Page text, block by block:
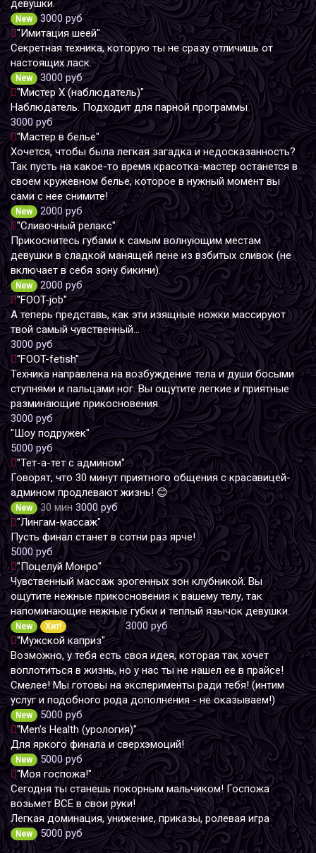
девушки.
New
3000 руб
"Имитация шеей"
Секретная техника, которую ты не сразу отличишь от
настоящих ласк.
New
3000 руб
"Мистер Х (наблюдатель)"
Наблюдатель. Подходит для парной программы
3000 руб
"Мастер в белье"
Хочется, чтобы была легкая загадка и недосказанность?
Так пусть на какое-то время красотка-мастер останется в
своем кружевном белье, которое в нужный момент вы
сами с нее снимите!
New
2000 руб
"Сливочный релакс"
Прикоснитесь губами к самым волнующим местам
девушки в сладкой манящей пене из взбитых сливок (не
включает в себя зону бикини).
New
2000 руб
"FOOT-job"
А теперь представь, как эти изящные ножки массируют
твой самый чувственный...
3000 руб
"FOOT-fetish"
Техника направлена на возбуждение тела и души босыми
ступнями и пальцами ног. Вы ощутите легкие и приятные
разминающие прикосновения.
3000 руб
"Шоу подружек"
5000 руб
"Тет-а-тет с админом"
Говорят, что 30 минут приятного общения с красавицей-
админом продлевают жизнь! 😊
New 30 мин 3000 руб
"Лингам-массаж"
Пусть финал станет в сотни раз ярче!
5000 руб
"Поцелуй Монро"
Чувственный массаж эрогенных зон клубникой. Вы
ощутите нежные прикосновения к вашему телу, так
напоминающие нежные губки и теплый язычок девушки.
New Хит!
3000 руб
"Мужской каприз"
Возможно, у тебя есть своя идея, которая так хочет
воплотиться в жизнь, но у нас ты не нашел ее в прайсе!
Смелее! Мы готовы на эксперименты ради тебя! (интим
услуг и подобного рода дополнения - не оказываем!)
New
5000 руб
"Men’s Health (урология)"
Для яркого финала и сверхэмоций!
New
5000 руб
"Моя госпожа!"
Сегодня ты станешь покорным мальчиком! Госпожа
возьмет ВСЕ в свои руки!
Легкая доминация, унижение, приказы, ролевая игра
New 5000 руб